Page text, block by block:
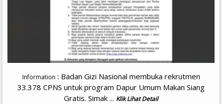
Information : Badan Gizi Nasional membuka rekrutmen
33.378 CPNS untuk program Dapur Umum Makan Siang
Gratis. Simak ... Klik Lihat Detail